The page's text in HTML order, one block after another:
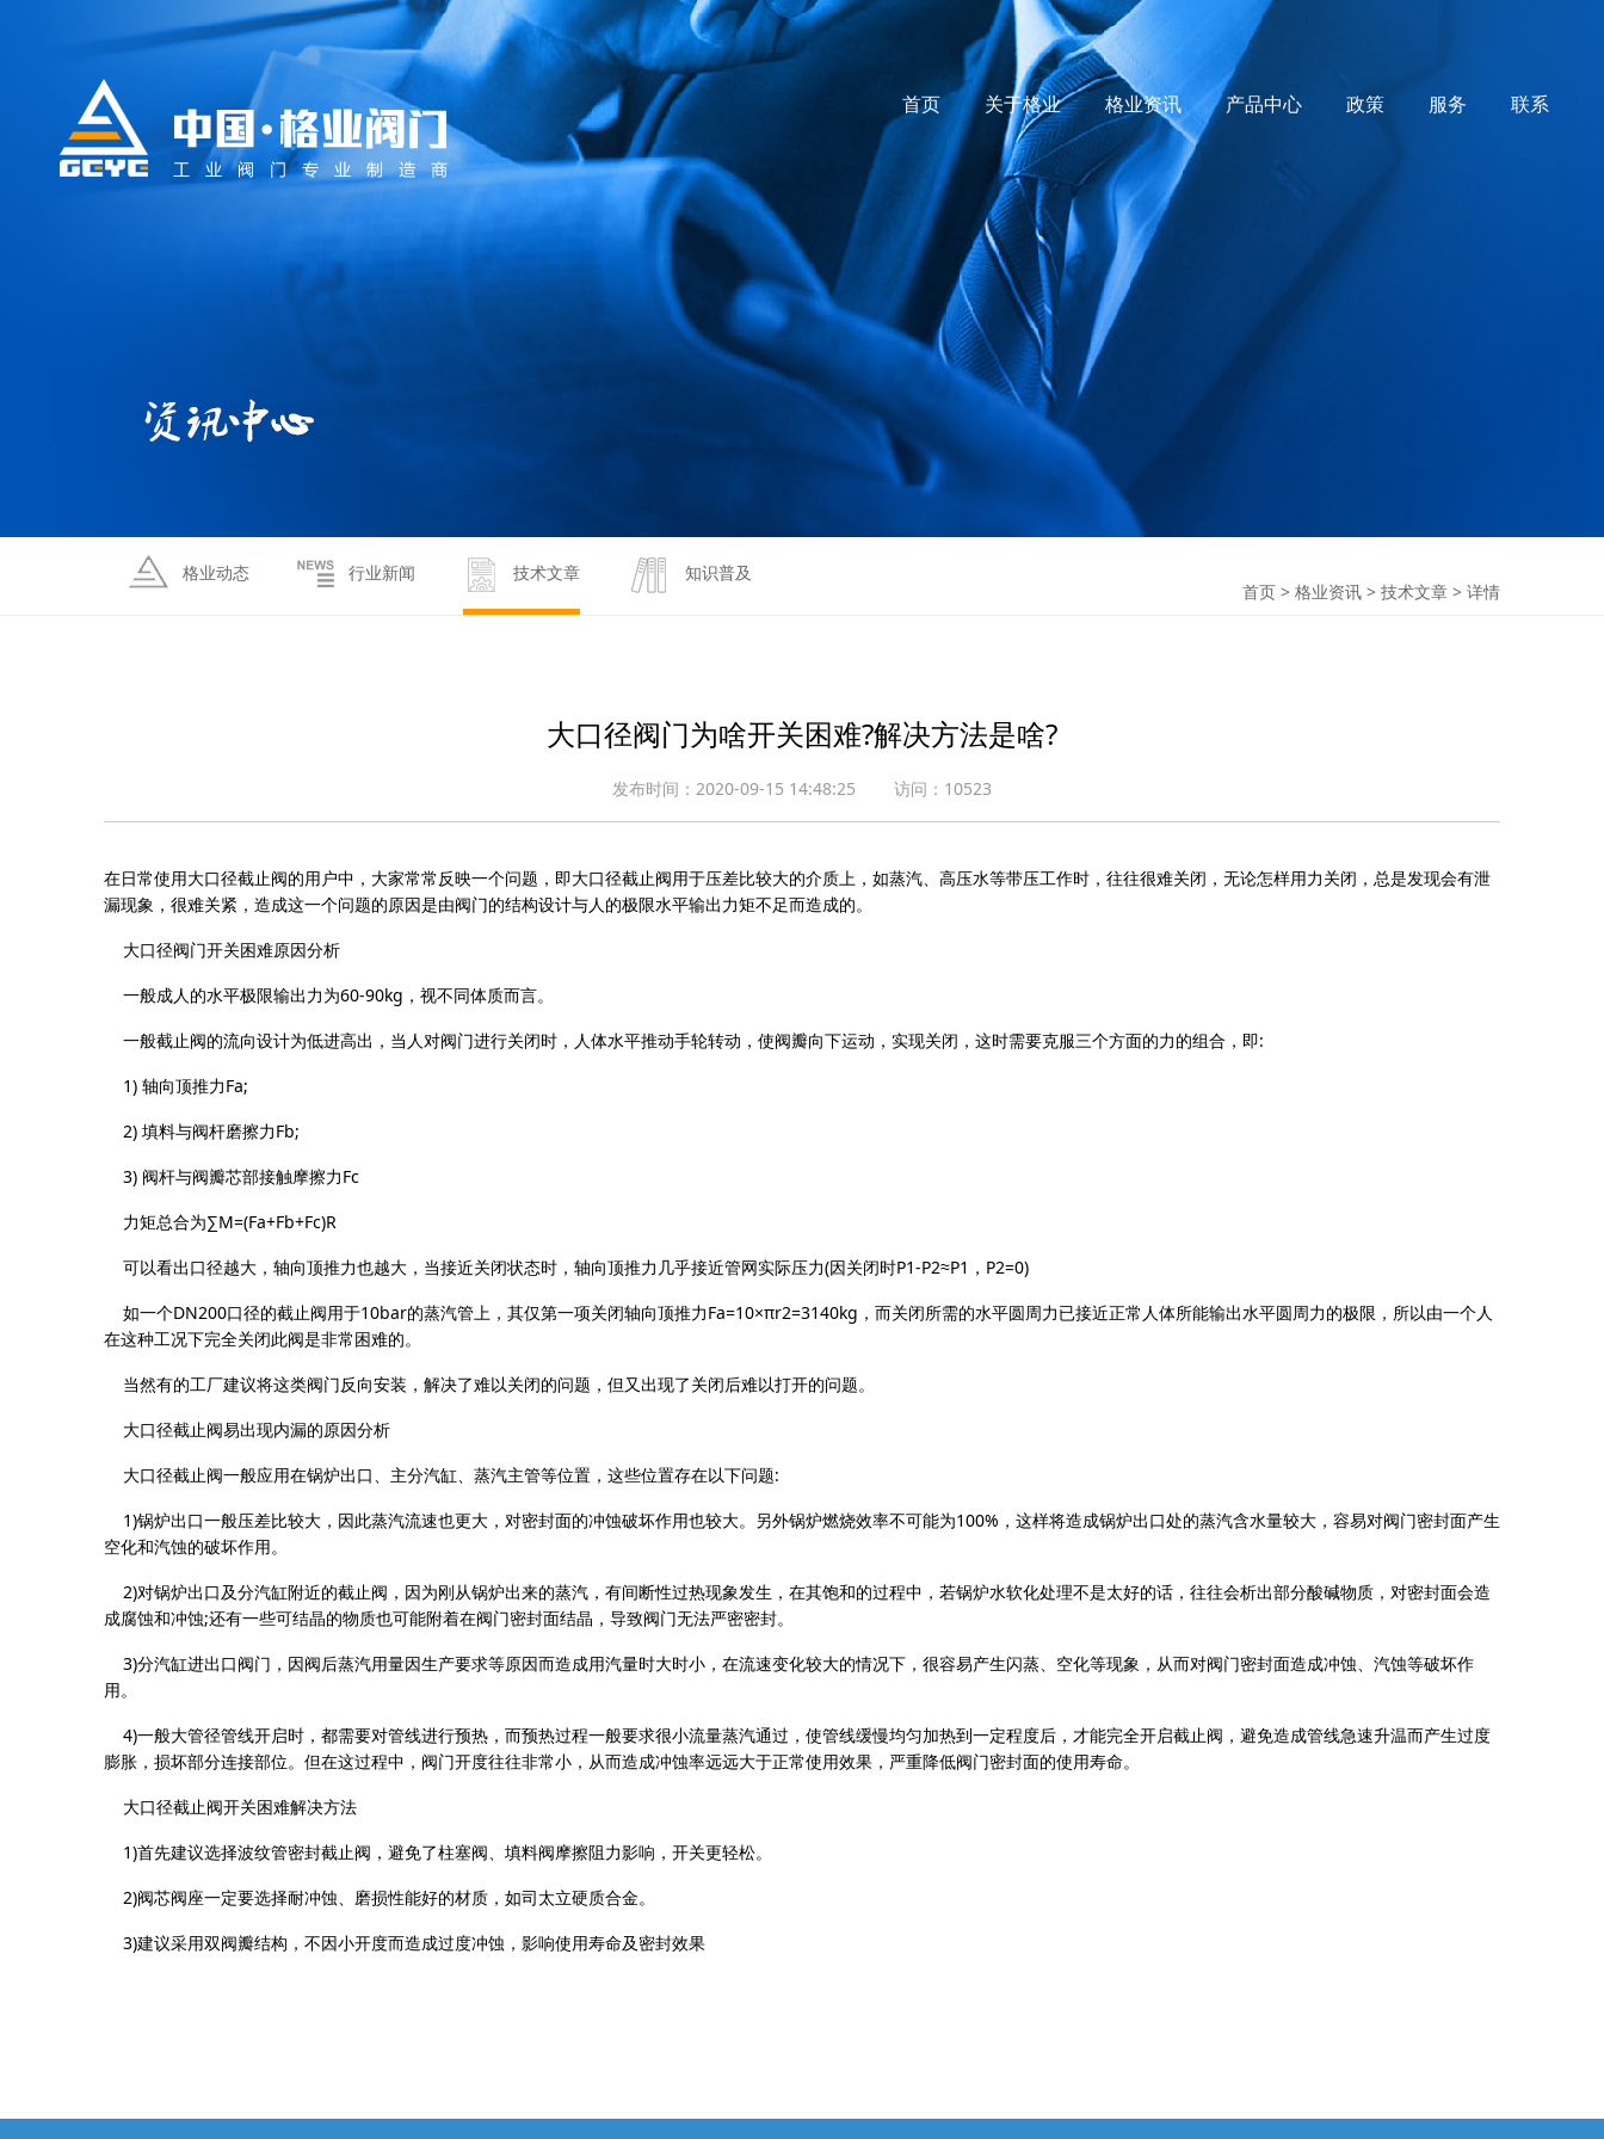
首页 关于格业 格业资讯 产品中心 政策 服务 联系
格业动态 行业新闻 技术文章
知识普及
首页 > 格业资讯 > 技术文章 > 详情
大口径阀门为啥开关困难?解决方法是啥?
发布时间：2020-09-15 14:48:25 访问：10523
在日常使用大口径截止阀的用户中，大家常常反映一个问题，即大口径截止阀用于压差比较大的介质上，如蒸汽、高压水等带压工作时，往往很难关闭，无论怎样用力关闭，总是发现会有泄
漏现象，很难关紧，造成这一个问题的原因是由阀门的结构设计与人的极限水平输出力矩不足而造成的。
大口径阀门开关困难原因分析
一般成人的水平极限输出力为60-90kg，视不同体质而言。
一般截止阀的流向设计为低进高出，当人对阀门进行关闭时，人体水平推动手轮转动，使阀瓣向下运动，实现关闭，这时需要克服三个方面的力的组合，即:
1) 轴向顶推力Fa;
2) 填料与阀杆磨擦力Fb;
3) 阀杆与阀瓣芯部接触摩擦力Fc
力矩总合为∑M=(Fa+Fb+Fc)R
可以看出口径越大，轴向顶推力也越大，当接近关闭状态时，轴向顶推力几乎接近管网实际压力(因关闭时P1-P2≈P1，P2=0)
如一个DN200口径的截止阀用于10bar的蒸汽管上，其仅第一项关闭轴向顶推力Fa=10×πr2=3140kg，而关闭所需的水平圆周力已接近正常人体所能输出水平圆周力的极限，所以由一个人
在这种工况下完全关闭此阀是非常困难的。
当然有的工厂建议将这类阀门反向安装，解决了难以关闭的问题，但又出现了关闭后难以打开的问题。
大口径截止阀易出现内漏的原因分析
大口径截止阀一般应用在锅炉出口、主分汽缸、蒸汽主管等位置，这些位置存在以下问题:
1)锅炉出口一般压差比较大，因此蒸汽流速也更大，对密封面的冲蚀破坏作用也较大。另外锅炉燃烧效率不可能为100%，这样将造成锅炉出口处的蒸汽含水量较大，容易对阀门密封面产生
空化和汽蚀的破坏作用。
2)对锅炉出口及分汽缸附近的截止阀，因为刚从锅炉出来的蒸汽，有间断性过热现象发生，在其饱和的过程中，若锅炉水软化处理不是太好的话，往往会析出部分酸碱物质，对密封面会造
成腐蚀和冲蚀;还有一些可结晶的物质也可能附着在阀门密封面结晶，导致阀门无法严密密封。
3)分汽缸进出口阀门，因阀后蒸汽用量因生产要求等原因而造成用汽量时大时小，在流速变化较大的情况下，很容易产生闪蒸、空化等现象，从而对阀门密封面造成冲蚀、汽蚀等破坏作
用。
4)一般大管径管线开启时，都需要对管线进行预热，而预热过程一般要求很小流量蒸汽通过，使管线缓慢均匀加热到一定程度后，才能完全开启截止阀，避免造成管线急速升温而产生过度
膨胀，损坏部分连接部位。但在这过程中，阀门开度往往非常小，从而造成冲蚀率远远大于正常使用效果，严重降低阀门密封面的使用寿命。
大口径截止阀开关困难解决方法
1)首先建议选择波纹管密封截止阀，避免了柱塞阀、填料阀摩擦阻力影响，开关更轻松。
2)阀芯阀座一定要选择耐冲蚀、磨损性能好的材质，如司太立硬质合金。
3)建议采用双阀瓣结构，不因小开度而造成过度冲蚀，影响使用寿命及密封效果